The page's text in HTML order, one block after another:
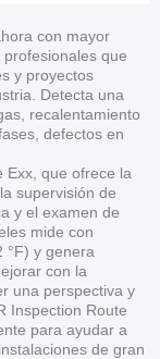
con mayor
que
y proyectos
Detecta una
recalentamiento
defectos en
Exx, que ofrece la
supervisión de
y el examen de
mide con
°F) y genera
con la
una perspectiva y
Inspection Route
para ayudar a
de gran